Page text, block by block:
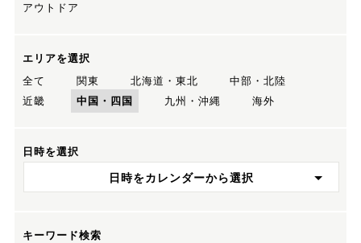
アウトドア
エリアを選択
全て
関東 北海道・東北
中部・北陸
近畿
中国・四国 九州・沖縄 海外
日時を選択
日時をカレンダーから選択
キーワード検索